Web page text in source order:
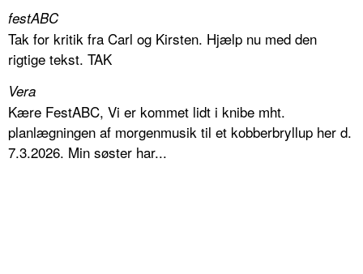
festABC
Tak for kritik fra Carl og Kirsten. Hjælp nu med den
rigtige tekst. TAK
Vera
Kære FestABC, Vi er kommet lidt i knibe mht.
planlægningen af morgenmusik til et kobberbryllup her d.
7.3.2026. Min søster har...